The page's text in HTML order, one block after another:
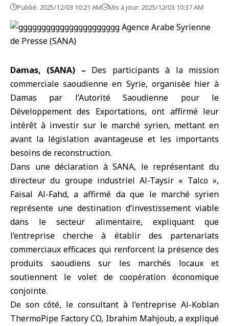
Publié: 2025/12/03 10:21 AM Mis à jour: 2025/12/03 10:37 AM
Damas, (SANA) – Des participants à la mission
commerciale saoudienne en Syrie, organisée hier à
Damas par l’Autorité Saoudienne pour le
Développement des Exportations, ont affirmé leur
intérêt à investir sur le marché syrien, mettant en
avant la législation avantageuse et les importants
besoins de reconstruction.
Dans une déclaration à SANA, le représentant du
directeur du groupe industriel Al-Taysir « Talco »,
Faisal Al-Fahd, a affirmé da que le marché syrien
représente une destination d’investissement viable
dans le secteur alimentaire, expliquant que
l’entreprise cherche à établir des partenariats
commerciaux efficaces qui renforcent la présence des
produits saoudiens sur les marchés locaux et
soutiennent le volet de coopération économique
conjointe.
De son côté, le consultant à l’entreprise Al-Koblan
ThermoPipe Factory CO, Ibrahim Mahjoub, a expliqué